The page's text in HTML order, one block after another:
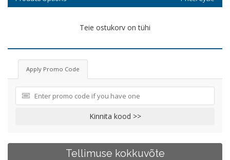
Teie ostukorv on tühi
Apply Promo Code
Kinnita kood >>
Tellimuse kokkuvõte